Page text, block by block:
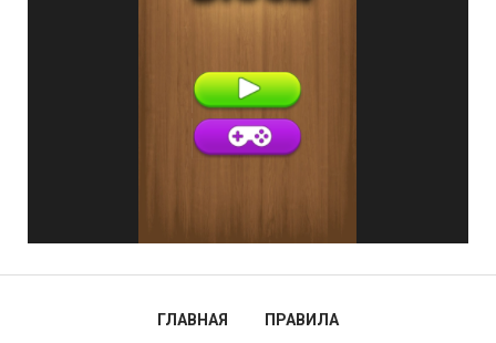
ГЛАВНАЯ ПРАВИЛА